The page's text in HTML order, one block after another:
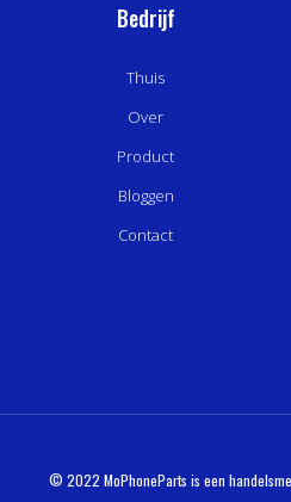
Bedrijf
Thuis
Over
Product
Bloggen
Contact
© 2022 MoPhoneParts is een